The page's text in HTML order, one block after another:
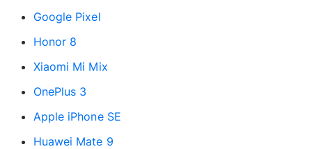
Google Pixel
Honor 8
Xiaomi Mi Mix
OnePlus 3
Apple iPhone SE
Huawei Mate 9